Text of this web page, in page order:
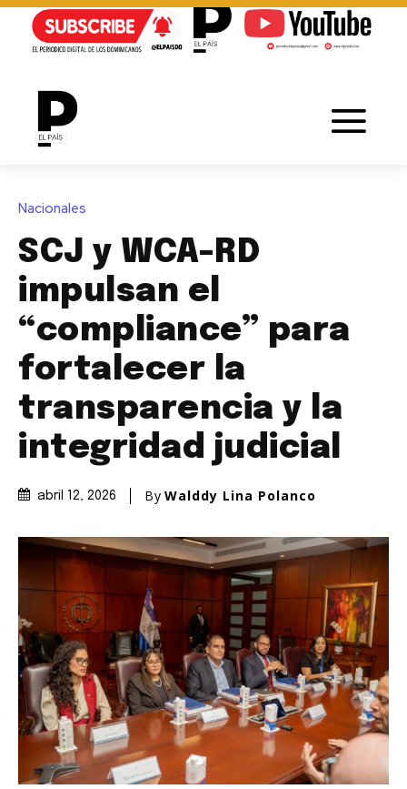
Nacionales
SCJ y WCA-RD
impulsan el
“compliance” para
fortalecer la
transparencia y la
integridad judicial
abril 12, 2026 By Walddy Lina Polanco